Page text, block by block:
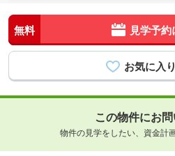
無料 見学予約
この物件にお
物件の見学をしたい、資金計